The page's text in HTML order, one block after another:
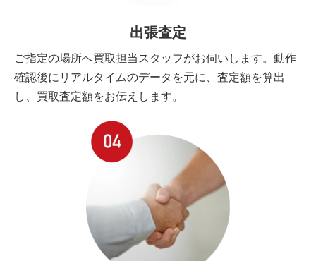
出張査定
ご指定の場所へ買取担当スタッフがお伺いします。動作
確認後にリアルタイムのデータを元に、査定額を算出
し、買取査定額をお伝えします。